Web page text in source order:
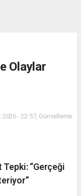
Olaylar
- 22:57, Güncelleme:
Tepki: “Gerçeği